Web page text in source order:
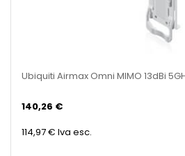
Ubiquiti Airmax Omni MIMO 13dBi
140,26 €
114,97 € Iva esc.